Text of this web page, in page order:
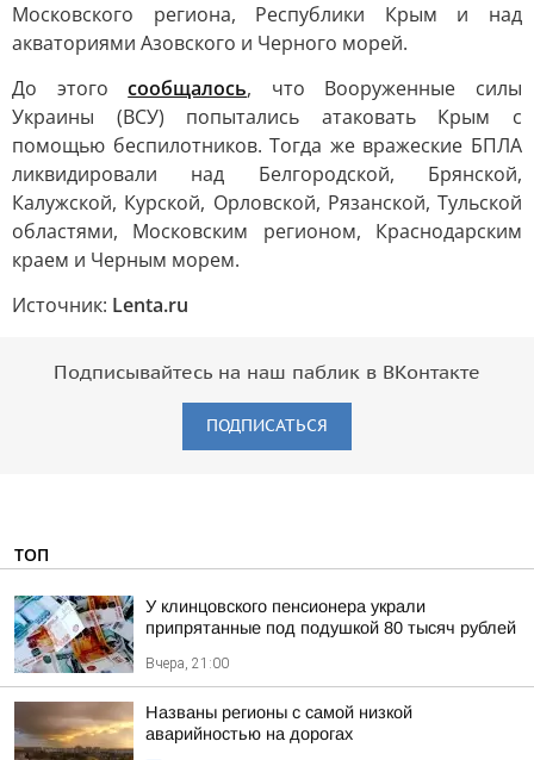
Московского региона, Республики Крым и над
акваториями Азовского и Черного морей.
До этогосообщалось, что Вооруженные силы
Украины (ВСУ) попытались атаковать Крым с
помощью беспилотников. Тогда же вражеские БПЛА
ликвидировали над Белгородской, Брянской,
Калужской, Курской, Орловской, Рязанской, Тульской
областями, Московским регионом, Краснодарским
краем и Черным морем.
Источник: Lenta.ru
Подписывайтесь на наш паблик в ВКонтакте
ПОДПИСАТЬСЯ
ТОП
У клинцовского пенсионера украли
припрятанные под подушкой 80 тысяч рублей
Вчера, 21:00
Названы регионы с самой низкой
аварийностью на дорогах